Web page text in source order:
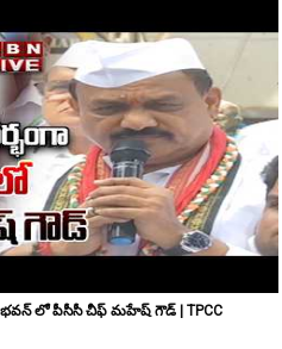
భవన్ లో పీసీసీ చీఫ్ మహేష్ గౌడ్ | TPCC